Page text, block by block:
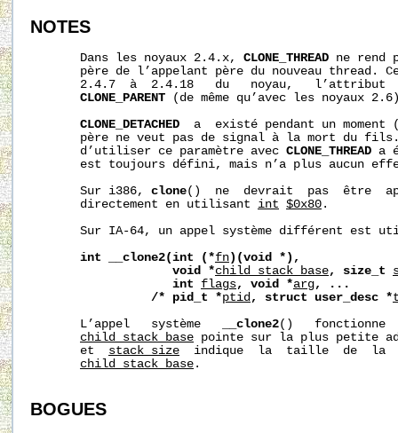
NOTES
       Dans les noyaux 2.4.x,
CLONE_THREAD ne rend
père de l’appelant père du nouveau thread.
2.4.7  à  2.4.18   du   noyau,
CLONE_PARENT (de même qu’avec les noyaux
CLONE_DETACHED
a  existé pendant un moment
père ne veut pas de signal à la mort du
       d’utiliser ce paramètre avec
CLONE_THREAD a
est toujours défini, mais n’a plus aucun
       Sur i386,
clone()  ne  devrait  pas  être
       directement en utilisant
int $0x80 .
Sur IA-64, un appel système différent est
int
__clone2(int (*fn )(void *),
void *child_stack_base, size_t
int
flags, void *arg,
...
/*
pid_t *ptid, struct user_desc *
       L’appel   système
__clone2()   fonctionne
child_stack_base pointe sur la plus petite
       et
stack_size
indique  la  taille  de  la
child_stack_base .
BOGUES